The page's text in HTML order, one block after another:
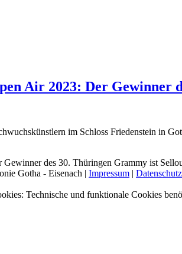
Air 2023: Der Gewinner
im Schloss Friedenstein in
des 30. Thüringen Grammy ist
Gotha - Eisenach | Impressum | Datenschutz
Technische und funktionale Cookies